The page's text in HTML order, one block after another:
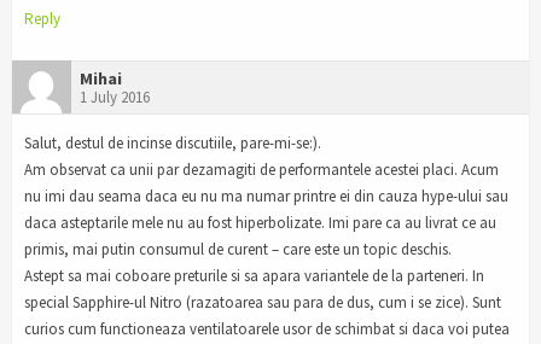
Reply
Mihai
1 July 2016
Salut, destul de incinse discutiile, pare-mi-se:).
Am observat ca unii par dezamagiti de performantele acestei placi. Acum
nu imi dau seama daca eu nu ma numar printre ei din cauza hype-ului sau
daca asteptarile mele nu au fost hiperbolizate. Imi pare ca au livrat ce au
primis, mai putin consumul de curent – care este un topic deschis.
Astept sa mai coboare preturile si sa apara variantele de la parteneri. In
special Sapphire-ul Nitro (razatoarea sau para de dus, cum i se zice). Sunt
curios cum functioneaza ventilatoarele usor de schimbat si daca voi putea